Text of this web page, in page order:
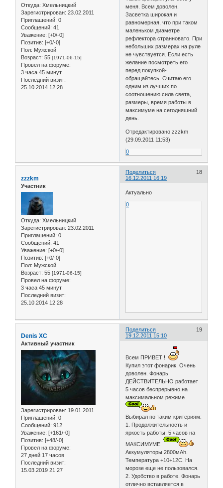
Откуда: Хмельницкий
Зарегистрирован: 23.02.2011
Приглашений: 0
Сообщений: 41
Уважение: [+0/-0]
Позитив: [+0/-0]
Пол: Мужской
Возраст: 55 [1971-06-15]
Провел на форуме:
3 часа 45 минут
Последний визит:
25.10.2014 12:28
меня. Всем доволен.
Засветка широкая и
равномерная, что при таком
маленьком диаметре
рефлектора странновато. При
небольших размерах на руле
не чувствуется. Если есть
желание посмотреть его
перед покупкой-
обращайтесь. Считаю его
одним из лучших по
соотношению сила света,
размеры, время работы в
максимуме на сегодняшний
день.
Отредактировано zzzkm
(29.09.2011 11:53)
0
Поделиться
18
16.12.2011 16:19
zzzkm
Участник
Откуда: Хмельницкий
Зарегистрирован: 23.02.2011
Приглашений: 0
Сообщений: 41
Уважение: [+0/-0]
Позитив: [+0/-0]
Пол: Мужской
Возраст: 55 [1971-06-15]
Провел на форуме:
3 часа 45 минут
Последний визит:
25.10.2014 12:28
Актуально
0
Поделиться
19
19.12.2011 15:10
Denis XC
Активный участник
Зарегистрирован: 19.01.2011
Приглашений: 0
Сообщений: 912
Уважение: [+161/-0]
Позитив: [+48/-0]
Провел на форуме:
27 дней 17 часов
Последний визит:
15.03.2019 21:27
Всем ПРИВЕТ !
Купил этот фонарик. Очень
доволен. Фонарь
ДЕЙСТВИТЕЛЬНО работает
5 часов беспрерывно на
максимальном режиме
Выбирал по таким критериям:
1. Продолжительность и
яркость работы. 5 часов на
МАКСИМУМЕ
Аккумуляторы 2800мАh.
Температура +10+12С. На
морозе еще не пользовался.
2. Удобство в работе. Фонарь
отлично вставляется в